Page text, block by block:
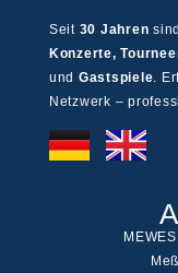
Seit 30 Jahren
Konzerte,
und Gastspiele.
Netzwerk –